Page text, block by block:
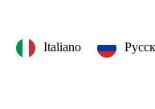
Italiano